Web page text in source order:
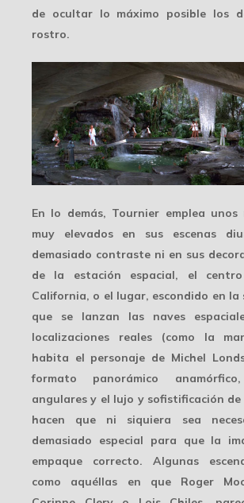
de ocultar lo máximo posible los
rostro.
En lo demás, Tournier emplea unos
muy elevadosen sus escenas
demasiado contraste ni en sus
de la estación espacial, el
California, o el lugar, escondido en la
que se lanzan las naves
localizaciones reales (como la
habita el personaje de Michel
formato panorámico
angulares y el lujo y sofistificación
hacen que ni siquiera sea
demasiado especial para que la
empaque correcto. Algunas
como aquéllas en que Roger